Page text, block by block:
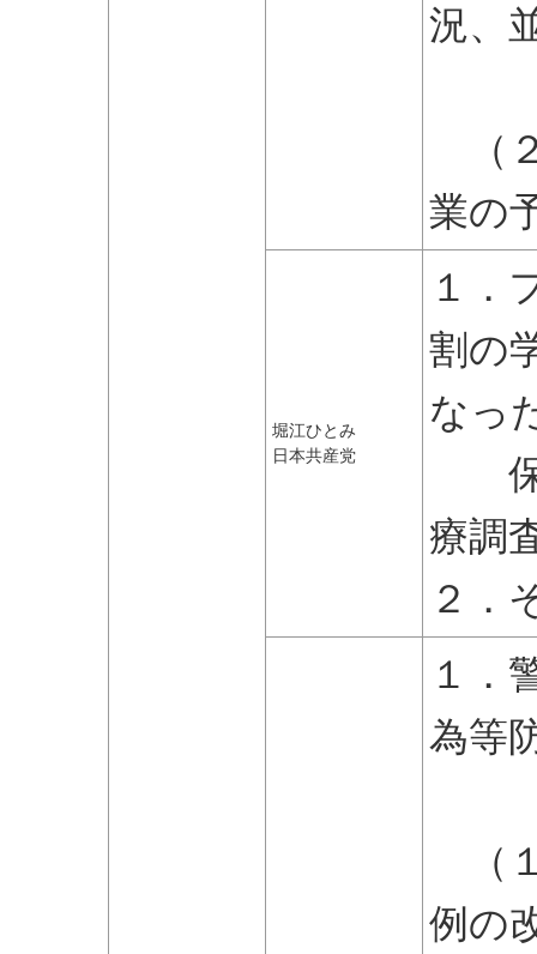
況、
（
業の
堀江ひとみ
日本共産党
１．
割の
なっ
保
療調
２．
１．
為等
（
例の